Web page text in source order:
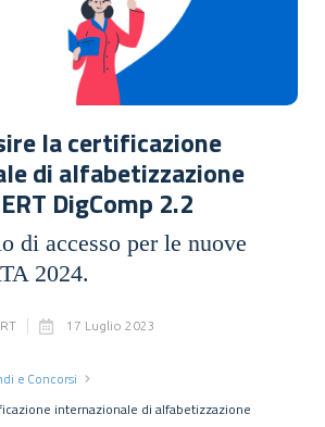
la certificazione
di alfabetizzazione
DigComp 2.2
di accesso per le nuove
2024.
17 Luglio 2023
e Concorsi
internazionale di alfabetizzazione